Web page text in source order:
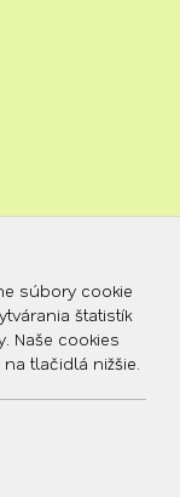
súbory cookie
štatistík
Naše cookies
tlačidlá nižšie.